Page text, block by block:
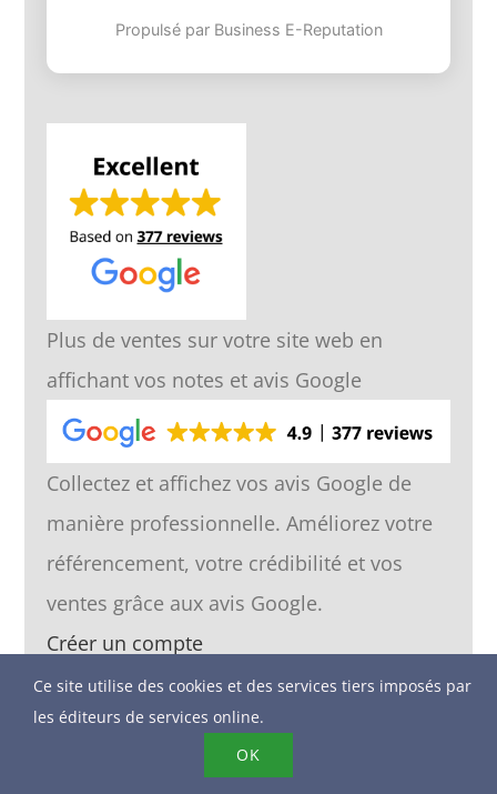
Propulsé par Business E-Reputation
Plus de ventes sur votre site web en
affichant vos notes et avis Google
Collectez et affichez vos avis Google de
manière professionnelle. Améliorez votre
référencement, votre crédibilité et vos
ventes grâce aux avis Google.
Créer un compte
Ce site utilise des cookies et des services tiers imposés par
les éditeurs de services online.
OK